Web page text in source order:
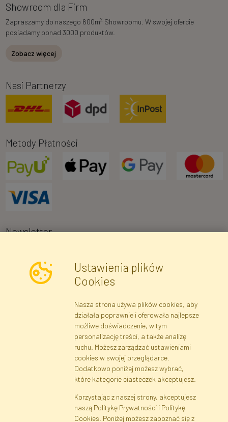
Showroom dla Firm
Zapraszamy do naszego 600m2 Showroomu. W swojej ofercie
posiadamy ponad 3000 produktów.
Zobacz więcej
Nasi Partnerzy
Metody Płatności
Newsletter
Wyrażam zgodę na przetwarzanie moich danych osobowych w celu
otrzymywania informacji marketingowych i ofert handlowych za
o.o.. Poinformowano mnie o prawie wglądu do treści moich danych
osobowych oraz ich poprawiania, a także iż podanie danych jest
Dane rejestrowe Regulamin
Polityka Prywatności
Pomoc
Mapa serwisu
Cookies Język
Ustawienia plików
Cookies
Nasza strona używa plików cookies, aby
działała poprawnie i oferowała najlepsze
możliwe doświadczenie, w tym
personalizację treści, a także analizę
ruchu. Możesz zarządzać ustawieniami
cookies w swojej przeglądarce.
Dodatkowo poniżej możesz wybrać,
które kategorie ciasteczek akceptujesz.
Korzystając z naszej strony, akceptujesz
naszą Politykę Prywatności i Politykę
Cookies. Poniżej możesz zapoznać się z